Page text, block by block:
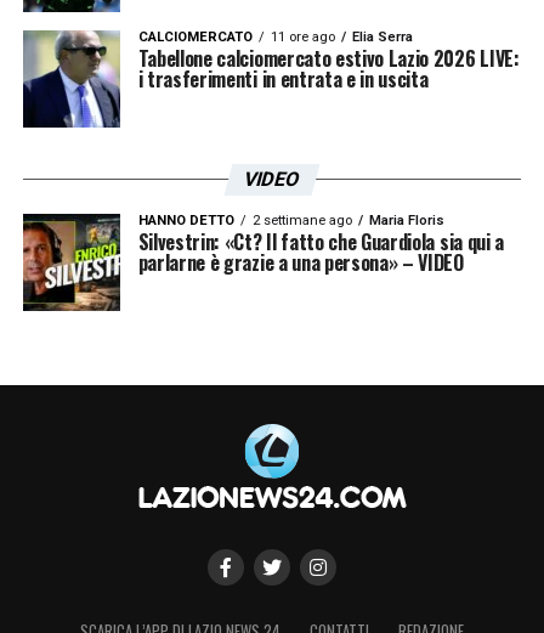
CALCIOMERCATO 11 ore ago Elia Serra
Tabellone calciomercato estivo Lazio 2026 LIVE:
i trasferimenti in entrata e in uscita
VIDEO
HANNO DETTO 2 settimane ago Maria Floris
Silvestrin: «Ct? Il fatto che Guardiola sia qui a
parlarne è grazie a una persona» – VIDEO